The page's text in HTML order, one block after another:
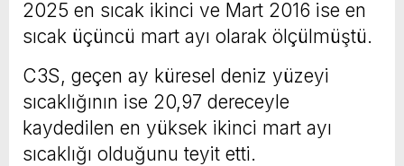
2025 en sıcak ikinci ve Mart 2016 ise en
sıcak üçüncü mart ayı olarak ölçülmüştü.
C3S, geçen ay küresel deniz yüzeyi
sıcaklığının ise 20,97 dereceyle
kaydedilen en yüksek ikinci mart ayı
sıcaklığı olduğunu teyit etti.